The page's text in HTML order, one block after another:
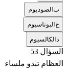
بالصوديوم
جالبوتاسيوم
الكالسيوم
السؤال 53
العظام تبدو ملساء